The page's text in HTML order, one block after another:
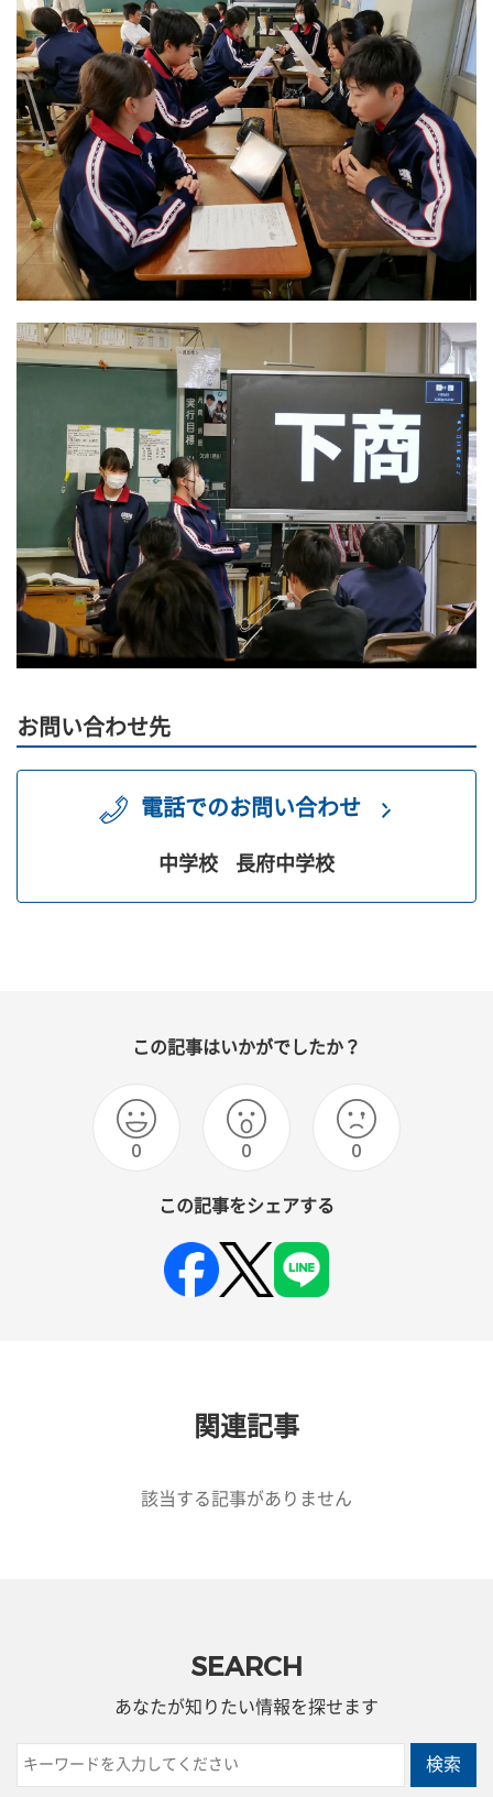
お問い合わせ先
電話でのお問い合わせ
中学校 長府中学校
この記事はいかがでしたか？
0 0 0
この記事をシェアする
関連記事
該当する記事がありません
SEARCH
あなたが知りたい情報を探せます
検索